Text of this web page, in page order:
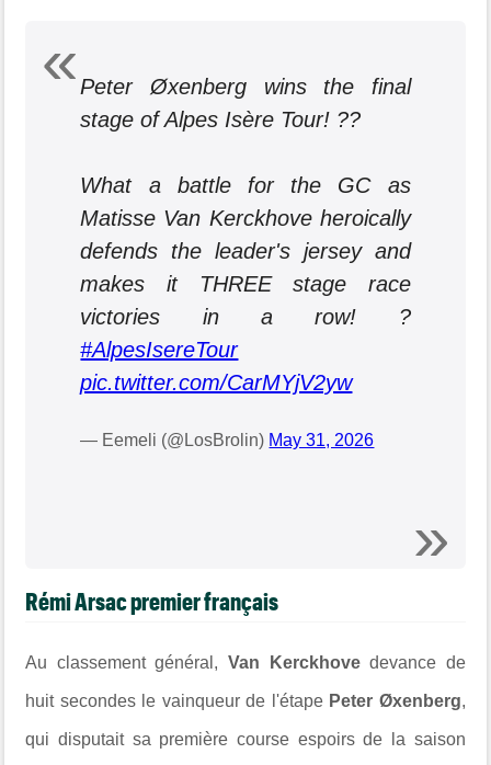
Peter Øxenberg wins the final
stage of Alpes Isère Tour! ??
What a battle for the GC as
Matisse Van Kerckhove heroically
defends the leader's jersey and
makes it THREE stage race
victories in a row! ?
#AlpesIsereTour
pic.twitter.com/CarMYjV2yw
— Eemeli (@LosBrolin) May 31, 2026
Rémi Arsac premier français
Au classement général, Van Kerckhovedevance de
huit secondes le vainqueur de l'étape Peter Øxenberg,
qui disputait sa première course espoirs de la saison